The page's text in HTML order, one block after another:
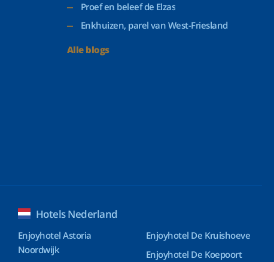
Proef en beleef de Elzas
Enkhuizen, parel van West-Friesland
Alle blogs
Hotels Nederland
Enjoyhotel Astoria
Noordwijk
Enjoyhotel De Kruishoeve
Enjoyhotel De Koepoort